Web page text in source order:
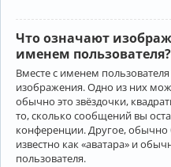
Что означают
именем пользователя?
Вместе с именем
изображения. Одно из них
обычно это звёздочки,
то, сколько сообщений вы
конференции. Другое,
известно как «аватара» и
пользователя.